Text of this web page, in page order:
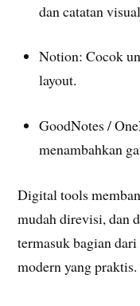
dan catatan
Notion: Cocok
layout.
GoodNotes /
menambahkan
Digital tools
mudah direvisi, dan
termasuk bagian
modern yang praktis.